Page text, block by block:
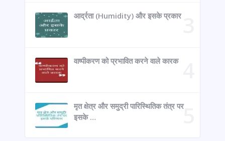
आर्द्रता (Humidity) और इसके प्रकार
वाष्पीकरण को प्रभावित करने वाले कारक
मृत क्षेत्र और समुद्री पारिस्थितिक तंत्र पर
इसके …